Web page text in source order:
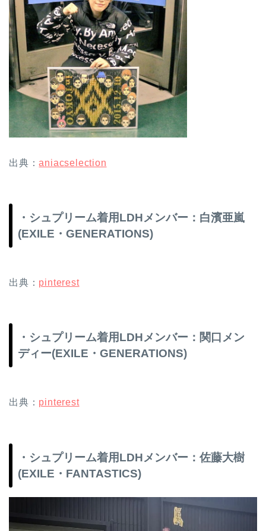
出典：aniacselection
・シュプリーム着用LDHメンバー：白濱亜嵐
(EXILE・GENERATIONS)
出典： pinterest
・シュプリーム着用LDHメンバー：関口メン
ディー(EXILE・GENERATIONS)
出典： pinterest
・シュプリーム着用LDHメンバー：佐藤大樹
(EXILE・FANTASTICS)